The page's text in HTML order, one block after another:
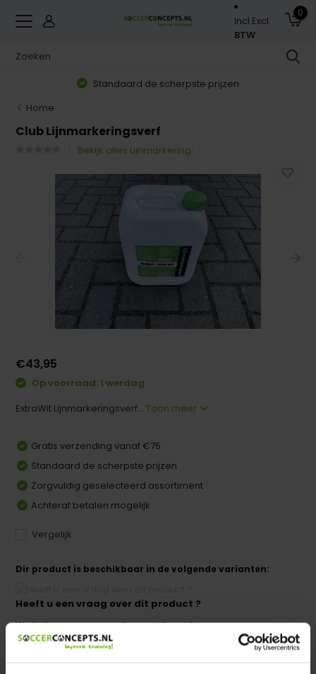
Incl.Excl.
BTW
0
Standaard de scherpste prijzen
Home
Club Lijnmarkeringsverf
Bekijk alles Lijnmarkering
€43,95
Op voorraad: 1 werdag
ExtraWit Lijnmarkeringsverf...Toon meer
Gratis verzending vanaf €75
Standaard de scherpste prijzen
Zorgvuldig geselecteerd assortiment
Achteraf betalen mogelijk
Vergelijk
Dir product is beschikbaar in de volgende varianten:
Heeft u een vraag over dit product ?
We helpen u graag met meer informatie
Verstuur email